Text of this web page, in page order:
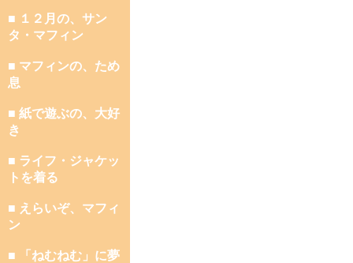
■ １２月の、サン
タ・マフィン
■ マフィンの、ため
息
■ 紙で遊ぶの、大好
き
■ ライフ・ジャケッ
トを着る
■ えらいぞ、マフィ
ン
■ 「ねむねむ」に夢